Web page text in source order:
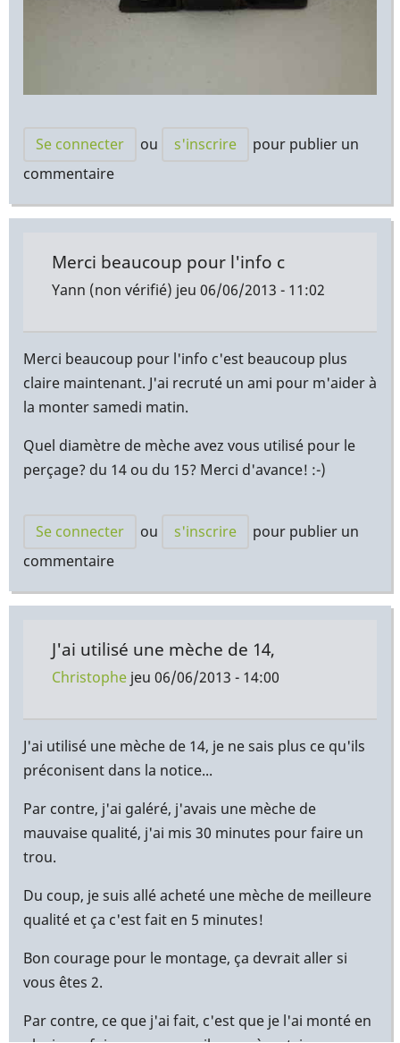
Se connecter ou s'inscrire
pour publier un
commentaire
Merci beaucoup pour l'info c
Yann (non vérifié) jeu 06/06/2013 - 11:02
Merci beaucoup pour l'info c'est beaucoup plus
claire maintenant. J'ai recruté un ami pour m'aider à
la monter samedi matin.
Quel diamètre de mèche avez vous utilisé pour le
perçage? du 14 ou du 15? Merci d'avance! :-)
Se connecter ou s'inscrire
pour publier un
commentaire
J'ai utilisé une mèche de 14,
Christophe jeu 06/06/2013 - 14:00
réponse
à
beaucoup
pour
l'info
par
(non
vérifié)
J'ai utilisé une mèche de 14, je ne sais plus ce qu'ils
préconisent dans la notice...
Par contre, j'ai galéré, j'avais une mèche de
mauvaise qualité, j'ai mis 30 minutes pour faire un
trou.
Du coup, je suis allé acheté une mèche de meilleure
qualité et ça c'est fait en 5 minutes!
Bon courage pour le montage, ça devrait aller si
vous êtes 2.
Par contre, ce que j'ai fait, c'est que je l'ai monté en